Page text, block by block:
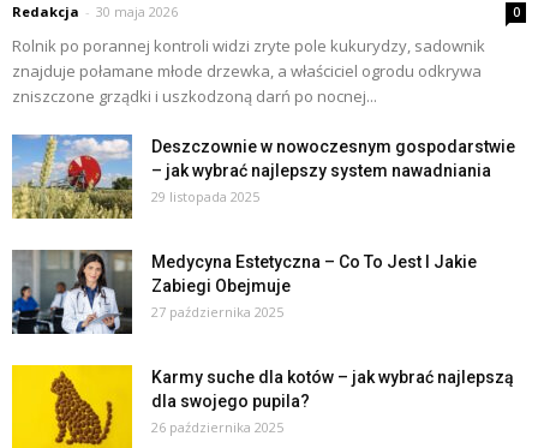
Redakcja - 30 maja 2026 0
Rolnik po porannej kontroli widzi zryte pole kukurydzy, sadownik
znajduje połamane młode drzewka, a właściciel ogrodu odkrywa
zniszczone grządki i uszkodzoną darń po nocnej...
Deszczownie w nowoczesnym gospodarstwie
– jak wybrać najlepszy system nawadniania
29 listopada 2025
Medycyna Estetyczna – Co To Jest I Jakie
Zabiegi Obejmuje
27 października 2025
Karmy suche dla kotów – jak wybrać najlepszą
dla swojego pupila?
26 października 2025